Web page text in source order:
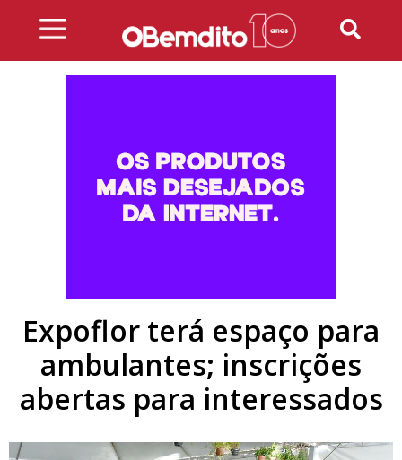
Expoflor terá espaço para
ambulantes; inscrições
abertas para interessados